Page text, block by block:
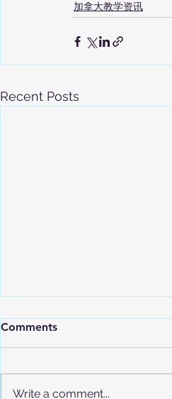
加拿大教学资讯
Recent Posts
Comments
Write a comment...